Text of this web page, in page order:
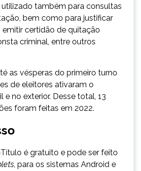
também para consultas
bem como para justificar
emitir certidão de quitação
criminal, entre outros
as vésperas do primeiro turno
de eleitores ativaram o
e no exterior. Desse total, 13
foram feitas em 2022.
é gratuito e pode ser feito
, para os sistemas Android e